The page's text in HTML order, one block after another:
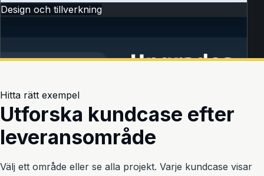
Design och tillverkning
Hitta rätt exempel
Utforska kundcase efter
leveransområde
Välj ett område eller se alla projekt. Varje kundcase visar